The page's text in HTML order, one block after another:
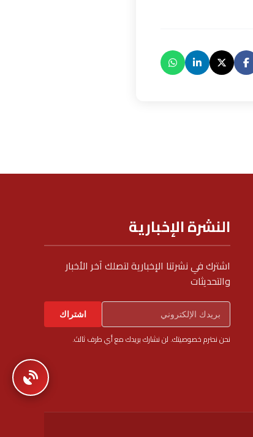
النشرة الإخبارية
اشترك في نشرتنا الإخبارية لتصلك آخر الأخبار
والتحديثات
اشتراك
نحن نحترم خصوصيتك. لن نشارك بريدك مع أي طرف ثالث.